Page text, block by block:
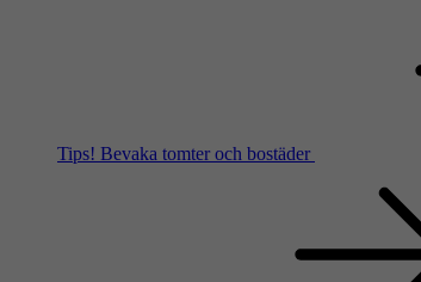
Tips! Bevaka tomter och bostäder